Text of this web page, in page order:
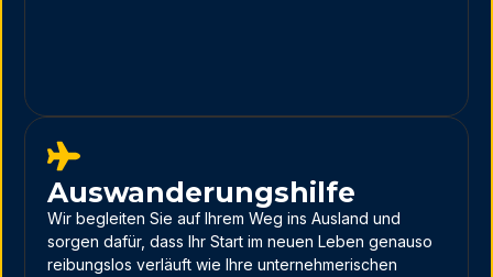
Auswanderungshilfe
Wir begleiten Sie auf Ihrem Weg ins Ausland und
sorgen dafür, dass Ihr Start im neuen Leben genauso
reibungslos verläuft wie Ihre unternehmerischen